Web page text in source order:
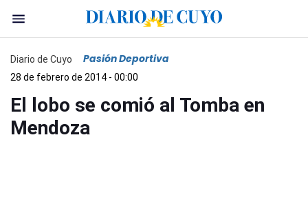
Diario de Cuyo Pasión Deportiva
28 de febrero de 2014 - 00:00
El lobo se comió al Tomba en
Mendoza